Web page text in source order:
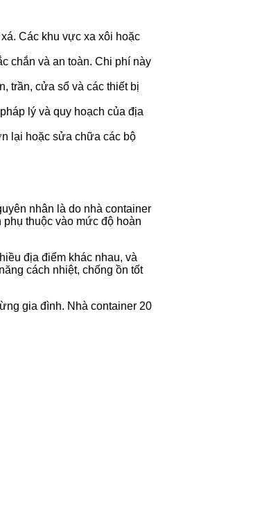
Các khu vực xa xôi hoặc
chắn và an toàn. Chi phí này
trần, cửa sổ và các thiết bị
lý và quy hoạch của địa
lại hoặc sửa chữa các bộ
nhân là do nhà container
thuộc vào mức độ hoàn
địa điểm khác nhau, và
cách nhiệt, chống ồn tốt
gia đình. Nhà container 20